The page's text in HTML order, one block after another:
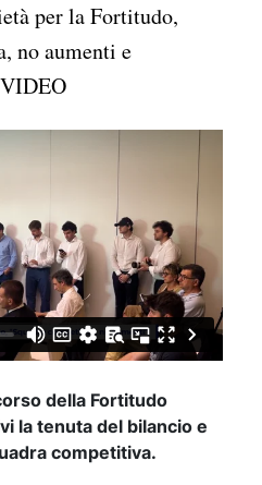
per la Fortitudo,
no aumenti e
della Fortitudo
la tenuta del bilancio e
competitiva.